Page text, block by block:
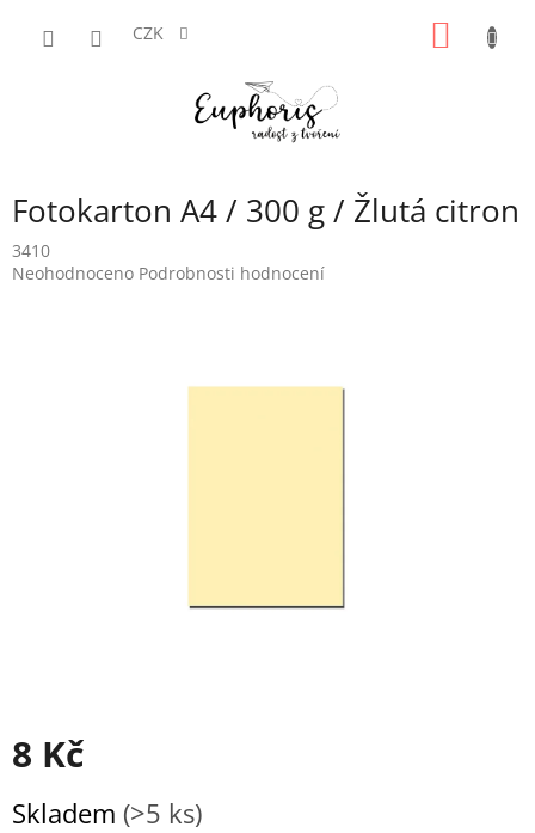
CZK
Fotokarton A4 / 300 g / Žlutá citron
3410
Průměrné
Neohodnoceno Podrobnosti hodnocení
8 Kč
cena:
Skladem (>5 ks)